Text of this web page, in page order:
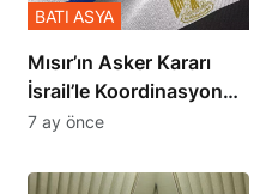
Mısır’ın Asker Kararı
İsrail’le Koordinasyon
İçinde Gerçekleşmiş
BATI ASYA
7 ay önce